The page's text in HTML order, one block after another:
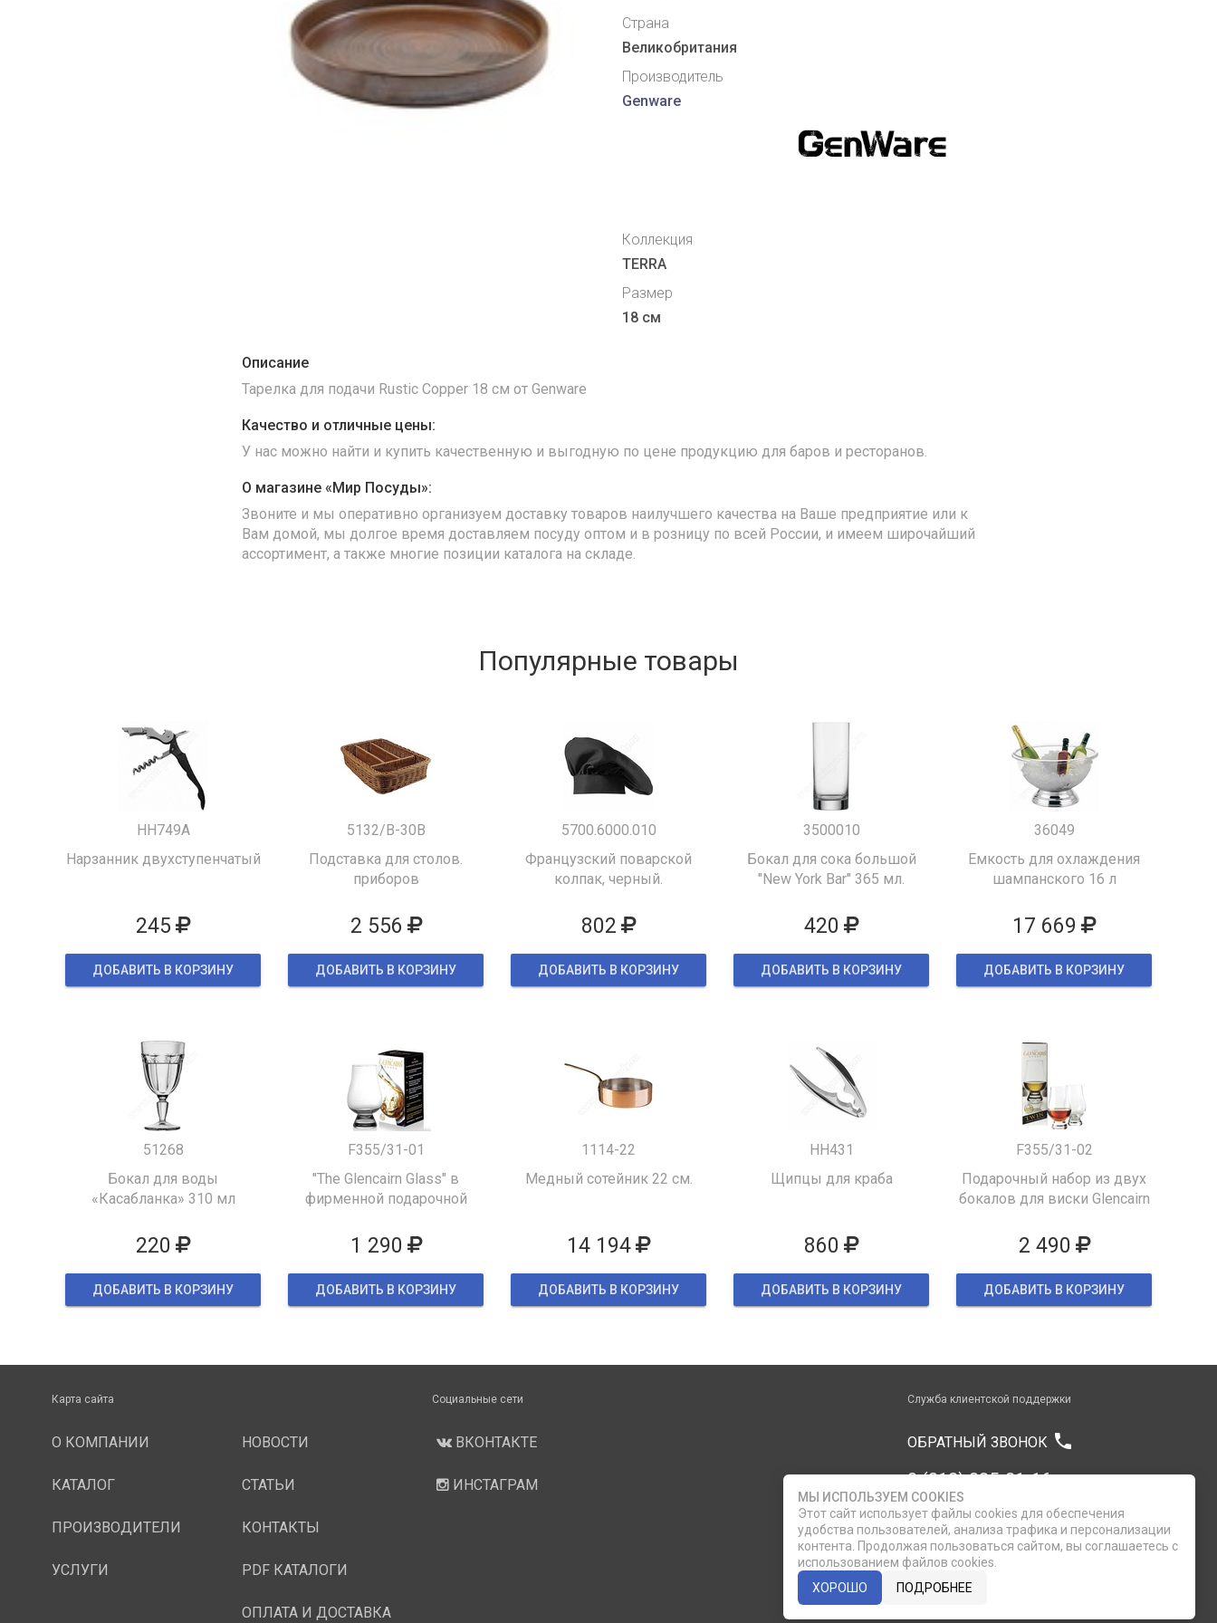
Страна
Великобритания
Производитель
Genware
Коллекция
TERRA
Размер
18 см
Описание
Тарелка для подачи Rustic Copper 18 cм от Genware
Качество и отличные цены:
У нас можно найти и купить качественную и выгодную по цене продукцию для баров и ресторанов.
О магазине «Мир Посуды»:
Звоните и мы оперативно организуем доставку товаров наилучшего качества на Ваше предприятие или к
Вам домой, мы долгое время доставляем посуду оптом и в розницу по всей России, и имеем широчайший
ассортимент, а также многие позиции каталога на складе.
Популярные товары
HH749A
Нарзанник двухступенчатый
245
ДОБАВИТЬ В КОРЗИНУ
5132/B-30B
Подставка для столов.
приборов
2 556
ДОБАВИТЬ В КОРЗИНУ
5700.6000.010
Французский поварской
колпак, черный.
802
ДОБАВИТЬ В КОРЗИНУ
3500010
Бокал для сока большой
"New York Bar" 365 мл.
420
ДОБАВИТЬ В КОРЗИНУ
36049
Емкость для охлаждения
шампанского 16 л
17 669
ДОБАВИТЬ В КОРЗИНУ
51268
Бокал для воды
«Касабланка» 310 мл
220
ДОБАВИТЬ В КОРЗИНУ
F355/31-01
"The Glencairn Glass" в
фирменной подарочной
1 290
ДОБАВИТЬ В КОРЗИНУ
1114-22
Медный сотейник 22 см.
14 194
ДОБАВИТЬ В КОРЗИНУ
HH431
Щипцы для краба
860
ДОБАВИТЬ В КОРЗИНУ
F355/31-02
Подарочный набор из двух
бокалов для виски Glencairn
2 490
ДОБАВИТЬ В КОРЗИНУ
Карта сайта
О КОМПАНИИ
КАТАЛОГ
ПРОИЗВОДИТЕЛИ
УСЛУГИ
НОВОСТИ
СТАТЬИ
КОНТАКТЫ
PDF КАТАЛОГИ
ОПЛАТА И ДОСТАВКА
Социальные сети
ВКОНТАКТЕ
ИНСТАГРАМ
Служба клиентской поддержки
ОБРАТНЫЙ ЗВОНОК phone
8 (812) 335-21-16
8 (812) 335-21-17
7 (911) 947-43-48
МЫ ИСПОЛЬЗУЕМ COOKIES
Этот сайт использует файлы cookies для обеспечения
удобства пользователей, анализа трафика и персонализации
контента. Продолжая пользоваться сайтом, вы соглашаетесь с
использованием файлов cookies.
ХОРОШО
ПОДРОБНЕЕ